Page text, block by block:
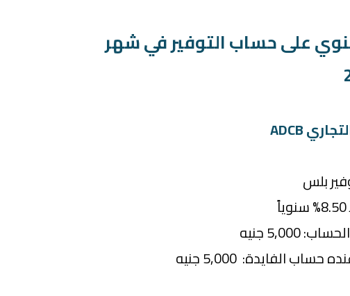
على حساب التوفير في شهر
بلس
5,000 جنيه
الفايدة: 5,000 جنيه